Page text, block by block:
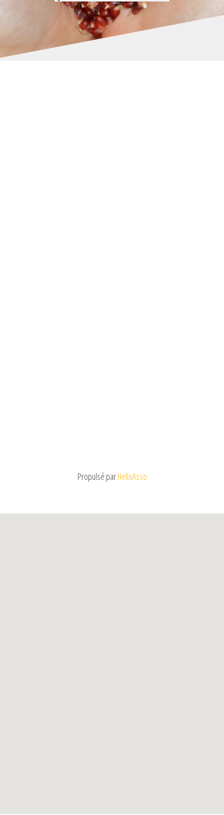
Propulsé parHelloAsso